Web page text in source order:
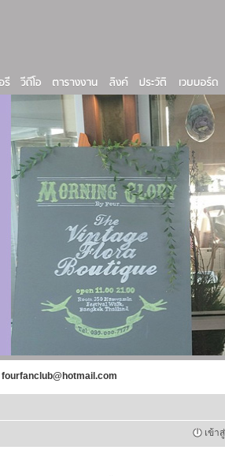
fourfanclub@hotmail.com
เข้า